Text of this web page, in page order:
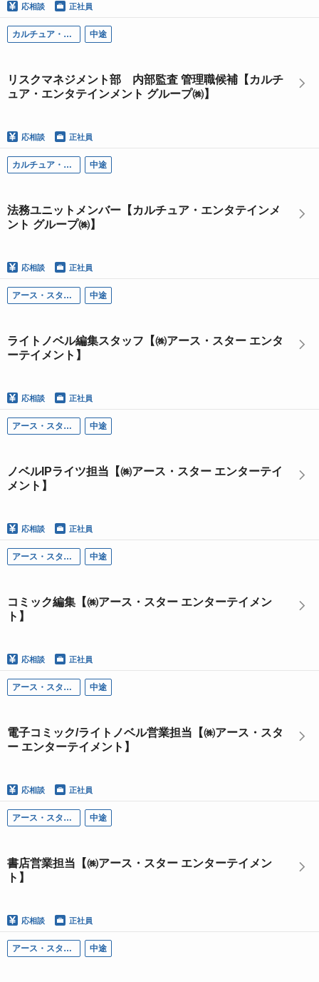
応相談 正社員
カルチュア・エンタテインメント グループ 中途
リスクマネジメント部 内部監査 管理職候補【カルチ
ュア・エンタテインメント グループ㈱】
応相談 正社員
カルチュア・エンタテインメント グループ 中途
法務ユニットメンバー【カルチュア・エンタテインメ
ント グループ㈱】
応相談 正社員
アース・スター エンターテイメント 中途
ライトノベル編集スタッフ【㈱アース・スター エンタ
ーテイメント】
応相談 正社員
アース・スター エンターテイメント 中途
ノベルIPライツ担当【㈱アース・スター エンターテイ
メント】
応相談 正社員
アース・スター エンターテイメント 中途
コミック編集【㈱アース・スター エンターテイメン
ト】
応相談 正社員
アース・スター エンターテイメント 中途
電子コミック/ライトノベル営業担当【㈱アース・スタ
ー エンターテイメント】
応相談 正社員
アース・スター エンターテイメント 中途
書店営業担当【㈱アース・スター エンターテイメン
ト】
応相談 正社員
アース・スター エンターテイメント 中途